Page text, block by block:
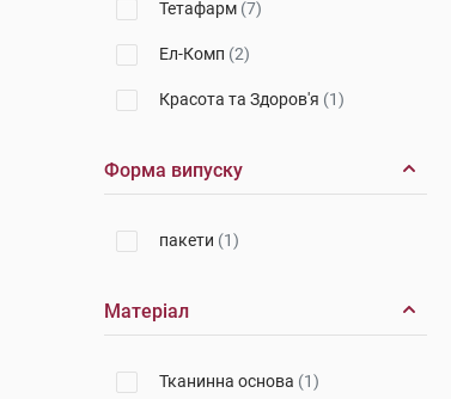
Тетафарм (7)
Ел-Комп (2)
Красота та Здоров'я (1)
Форма випуску
пакети (1)
Матеріал
Тканинна основа (1)